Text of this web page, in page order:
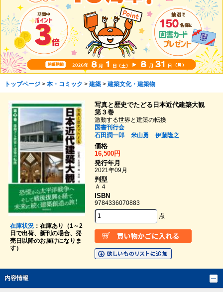
トップページ> 本・コミック > 建築> 建築文化・建築物
在庫状況：在庫あり（1～2
日で出荷、新刊の場合、発
売日以降のお届けになりま
す）
写真と歴史でたどる日本近代建築大観
第３巻
激動する世界と建築の転換
国書刊行会
石田潤一郎
米山勇
伊藤隆之
価格
16,500円
発行年月
2021年09月
判型
Ａ４
ISBN
9784336070883
点
内容情報